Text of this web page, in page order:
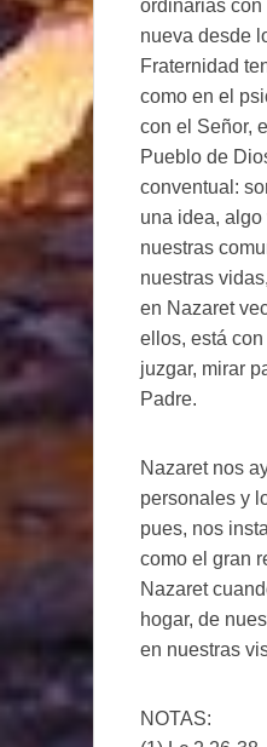
ordinarias con
nueva desde
Fraternidad
como en el
con el Señor,
Pueblo de
conventual:
una idea,
nuestras
nuestras
en Nazaret
ellos, está
juzgar, mirar
Padre.
Nazaret nos
personales y
pues, nos
como el gran
Nazaret
hogar, de
en nuestras
NOTAS: